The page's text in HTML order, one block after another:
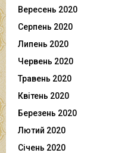
Вересень 2020
Серпень 2020
Липень 2020
Червень 2020
Травень 2020
Квітень 2020
Березень 2020
Лютий 2020
Січень 2020